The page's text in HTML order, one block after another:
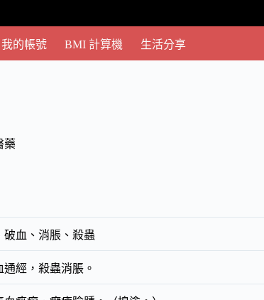
我的帳號 BMI 計算機 生活分享
藥
破血、消脹、殺蟲
通經，殺蟲消脹。